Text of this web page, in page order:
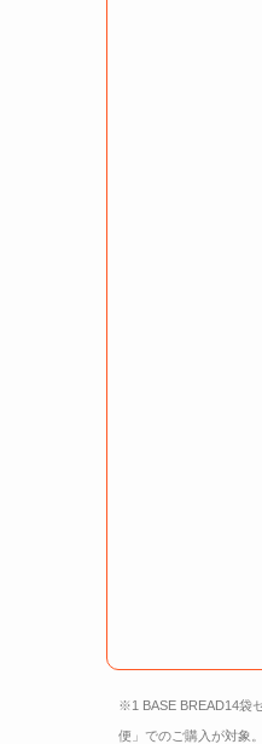
※1 BASE BREAD14袋
便」でのご購入が対象